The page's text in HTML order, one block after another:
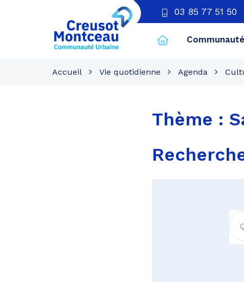
03 85 77 51 50
Creusot
Montceau
Accueil Vie quotidienne Agenda
Thème :